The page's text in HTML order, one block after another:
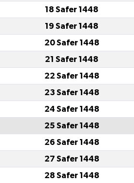
18 Safer 1448
19 Safer 1448
20 Safer 1448
21 Safer 1448
22 Safer 1448
23 Safer 1448
24 Safer 1448
25 Safer 1448
26 Safer 1448
27 Safer 1448
28 Safer 1448